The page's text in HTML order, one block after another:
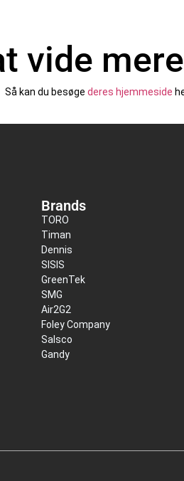
vide
Så kan du besøge deres hjemmeside
Brands
TORO
Timan
Dennis
SISIS
GreenTek
SMG
Air2G2
Foley Company
Salsco
Gandy